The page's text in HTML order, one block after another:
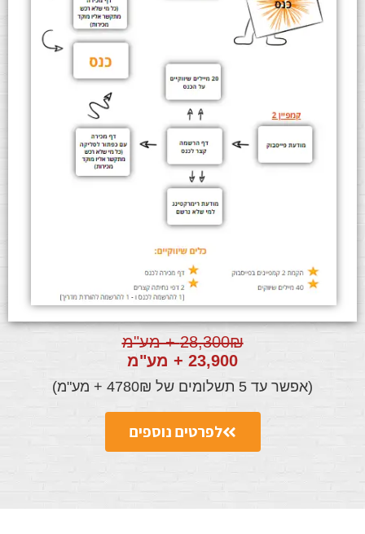
28,300₪ + מע"מ
23,900 + מע"מ
(אפשר עד 5 תשלומים של 4780₪ + מע"מ)
לפרטים נוספים